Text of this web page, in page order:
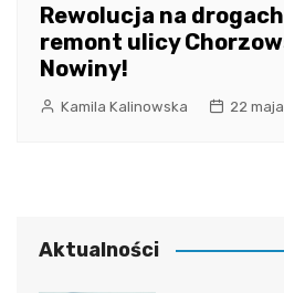
Rewolucja na
remont ulicy
Nowiny!
Kamila Kalinowska 22
Aktualności